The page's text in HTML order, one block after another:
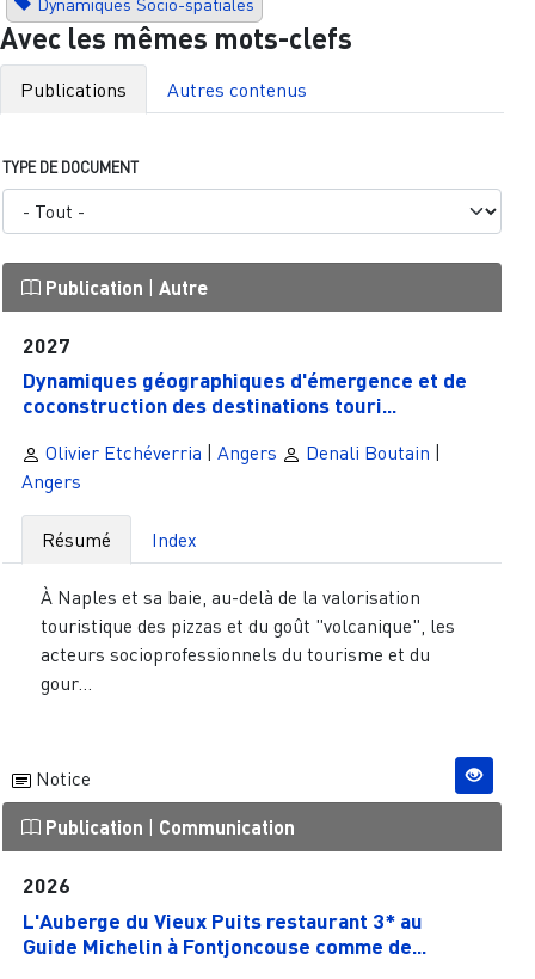
Dynamiques Socio-spatiales
Avec les mêmes mots-clefs
Publications Autres contenus
TYPE DE DOCUMENT
Publication | Autre
2027
Dynamiques géographiques d'émergence et de
coconstruction des destinations touri...
Olivier Etchéverria Angers Denali Boutain
Angers
Résumé Index
À Naples et sa baie, au-delà de la valorisation
touristique des pizzas et du goût "volcanique", les
acteurs socioprofessionnels du tourisme et du
gour...
Notice
Publication Communication
2026
L'Auberge du Vieux Puits restaurant 3* au
Guide Michelin à Fontjoncouse comme de...